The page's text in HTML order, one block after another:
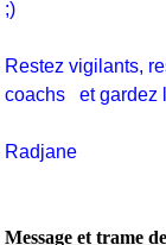
;)
Restez vigilants,
coachs et gardez
Radjane
Message et trame